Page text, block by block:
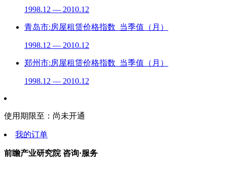
1998.12 — 2010.12
青岛市:房屋租赁价格指数_当季值（月）
1998.12 — 2010.12
郑州市:房屋租赁价格指数_当季值（月）
1998.12 — 2010.12
使用期限至： 尚未开通
我的订单
前瞻产业研究院 咨询·服务